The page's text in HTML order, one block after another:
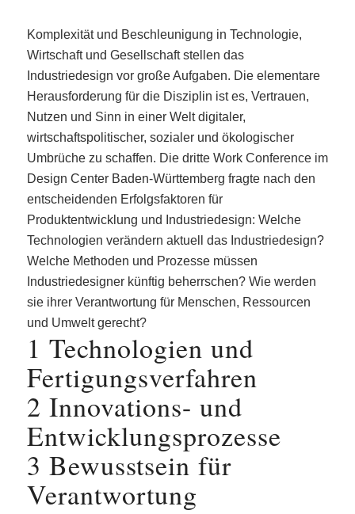
Komplexität und Beschleunigung in Technologie,
Wirtschaft und Gesellschaft stellen das
Industriedesign vor große Aufgaben. Die elementare
Herausforderung für die Disziplin ist es, Vertrauen,
Nutzen und Sinn in einer Welt digitaler,
wirtschaftspolitischer, sozialer und ökologischer
Umbrüche zu schaffen. Die dritte Work Conference im
Design Center Baden-Württemberg fragte nach den
entscheidenden Erfolgsfaktoren für
Produktentwicklung und Industriedesign: Welche
Technologien verändern aktuell das Industriedesign?
Welche Methoden und Prozesse müssen
Industriedesigner künftig beherrschen? Wie werden
sie ihrer Verantwortung für Menschen, Ressourcen
und Umwelt gerecht?
1 Technologien und
Fertigungsverfahren
2 Innovations- und
Entwicklungsprozesse
3 Bewusstsein für
Verantwortung